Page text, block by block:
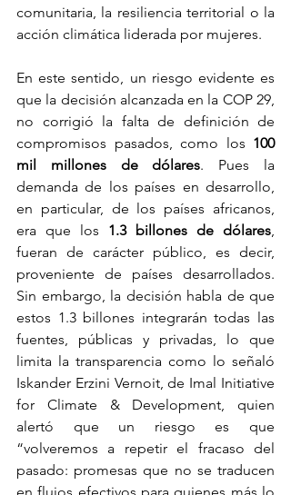
comunitaria, la resiliencia territorial o la
acción climática liderada por mujeres.
En este sentido, un riesgo evidente es
que la decisión alcanzada en la COP 29,
no corrigió la falta de definición de
compromisos pasados, como los 100
mil millones de dólares. Pues la
demanda de los países en desarrollo,
en particular, de los países africanos,
era que los 1.3 billones de dólares
fueran de carácter público, es decir,
proveniente de países desarrollados.
Sin embargo, la decisión habla de que
estos 1.3 billones integrarán todas las
fuentes, públicas y privadas, lo que
limita la transparencia como lo señaló
Iskander Erzini Vernoit, de Imal Initiative
for Climate & Development, quien
alertó que un riesgo es que
“volveremos a repetir el fracaso del
pasado: promesas que no se traducen
en flujos efectivos para quienes más lo